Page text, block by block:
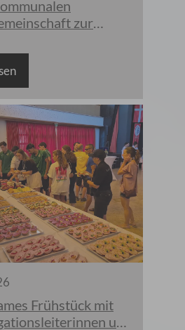
zur
e.V. (KABS) im
Frühstück mit
und